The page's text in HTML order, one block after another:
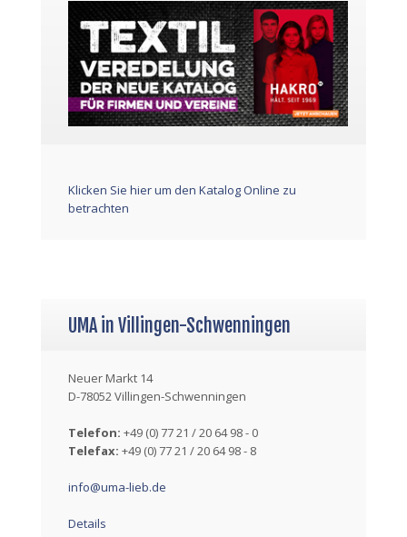
Klicken Sie hier um den Katalog Online zu
betrachten
UMA in Villingen-Schwenningen
Neuer Markt 14
D-78052 Villingen-Schwenningen
Telefon: +49 (0) 77 21 / 20 64 98 - 0
Telefax: +49 (0) 77 21 / 20 64 98 - 8
info@uma-lieb.de
Details